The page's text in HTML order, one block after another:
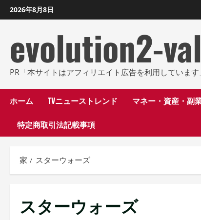
ン
し
2026年8月8日
evolution2-
PR「本サイトはアフィリエイト広告を利用しています
ホーム TVニューストレンド マネー・資産・副
特定商取引法記載事項
家 スターウォーズ
スターウォーズ